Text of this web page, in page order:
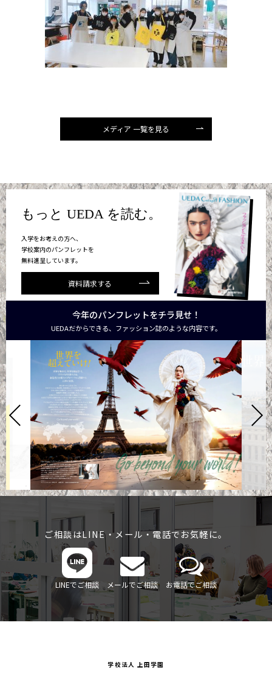
メディア 一覧を見る
もっと UEDA を読む。
入学をお考えの方へ、
学校案内のパンフレットを
無料進呈しています。
資料請求する
今年のパンフレットをチラ見せ！
UEDAだからできる、ファッション誌のような内容です。
ご相談はLINE・メール・電話でお気軽に。
LINEでご相談 メールでご相談 お電話でご相談
学校法人 上田学園